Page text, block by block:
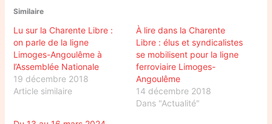
Similaire
Lu sur la Charente Libre :
on parle de la ligne
Limoges-Angoulême à
l’Assemblée Nationale
19 décembre 2018
Article similaire
À lire dans la Charente
Libre : élus et syndicalistes
se mobilisent pour la ligne
ferroviaire Limoges-
Angoulême
14 décembre 2018
Dans "Actualité"